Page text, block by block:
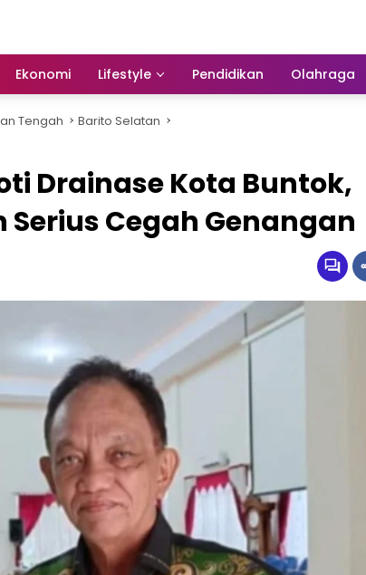
Ekonomi Lifestyle Pendidikan Olahraga
Tengah Barito Selatan
Drainase Kota Buntok,
Cegah Genangan